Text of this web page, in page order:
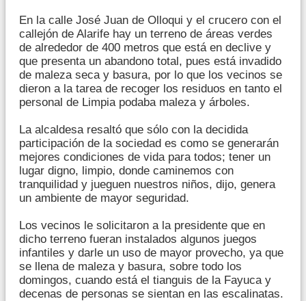
En la calle José Juan de Olloqui y el crucero con el
callejón de Alarife hay un terreno de áreas verdes
de alrededor de 400 metros que está en declive y
que presenta un abandono total, pues está invadido
de maleza seca y basura, por lo que los vecinos se
dieron a la tarea de recoger los residuos en tanto el
personal de Limpia podaba maleza y árboles.
La alcaldesa resaltó que sólo con la decidida
participación de la sociedad es como se generarán
mejores condiciones de vida para todos; tener un
lugar digno, limpio, donde caminemos con
tranquilidad y jueguen nuestros niños, dijo, genera
un ambiente de mayor seguridad.
Los vecinos le solicitaron a la presidente que en
dicho terreno fueran instalados algunos juegos
infantiles y darle un uso de mayor provecho, ya que
se llena de maleza y basura, sobre todo los
domingos, cuando está el tianguis de la Fayuca y
decenas de personas se sientan en las escalinatas.